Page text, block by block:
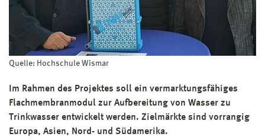
Fakultät für Ingenieurwissenschaften
Projektleitung:
Prof. Dr.-Ing. Daniela Schwerdt
Projektträger:
TBI Technologie-Beratungs-Institut GmbH (TBI)
Ministerium für Wirtschaft, Infrastruktur, Tourismus und
Arbeit (WM M-V)
Quelle: Hochschule Wismar
Im Rahmen des Projektes soll ein vermarktungsfähiges
Flachmembranmodul zur Aufbereitung von Wasser zu
Trinkwasser entwickelt werden. Zielmärkte sind vorrangig
Europa, Asien, Nord- und Südamerika.